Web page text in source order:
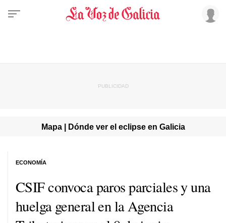
Mapa | Dónde ver el eclipse en Galicia
CSIF convoca paros parciales y una
huelga general en la Agencia
ECONOMÍA